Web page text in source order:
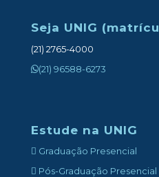
Seja UNIG
(21) 2765-4000
(21) 96588-6273
Estude na UNIG
Graduação Presencial
Pós-Graduação Presencial